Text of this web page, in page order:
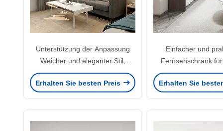
Unterstützung der Anpassung
Weicher und eleganter Stil,
genießen Sie das komfortable
moderne Sofa
Erhalten Sie besten Preis
Einfacher und
Fernsehschrank
Installation
Erhalten Sie